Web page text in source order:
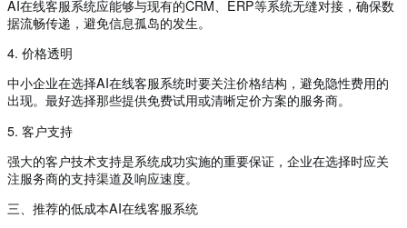
AI在线客服系统应能够与现有的CRM、ERP等系统无缝对接，确保数
据流畅传递，避免信息孤岛的发生。
4. 价格透明
中小企业在选择AI在线客服系统时要关注价格结构，避免隐性费用的
出现。最好选择那些提供免费试用或清晰定价方案的服务商。
5. 客户支持
强大的客户技术支持是系统成功实施的重要保证，企业在选择时应关
注服务商的支持渠道及响应速度。
三、推荐的低成本AI在线客服系统